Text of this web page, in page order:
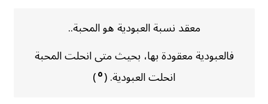
معقد نسبة العبودية هو المحبة..
فالعبودية معقودة بها، بحيث متى انحلت المحبة
انحلت العبودية. (٥)